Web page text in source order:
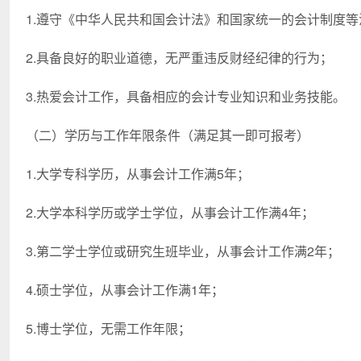
1.遵守《中华人民共和国会计法》和国家统一的会计制度等
2.具备良好的职业道德，无严重违反财经纪律的行为；
3.热爱会计工作，具备相应的会计专业知识和业务技能。
（二）学历与工作年限条件（满足其一即可报考）
1.大学专科学历，从事会计工作满5年；
2.大学本科学历或学士学位，从事会计工作满4年；
3.第二学士学位或研究生班毕业，从事会计工作满2年；
4.硕士学位，从事会计工作满1年；
5.博士学位，无需工作年限；